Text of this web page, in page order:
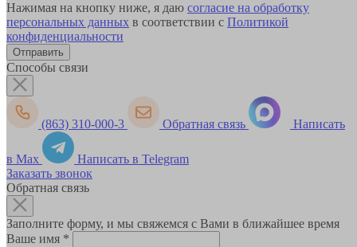
Нажимая на кнопку ниже, я даю согласие на обработку
персональных данных в соответствии с Политикой
конфиденциальности
Способы связи
(863) 310-000-3 Обратная связь Написать
в Max
Написать в Telegram
Заказать звонок
Обратная связь
Заполните форму, и мы свяжемся с Вами в ближайшее время
Ваше имя *